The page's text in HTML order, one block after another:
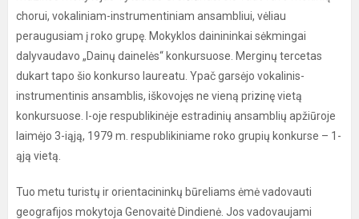
chorui, vokaliniam-instrumentiniam ansambliui, vėliau
peraugusiam į roko grupę. Mokyklos dainininkai sėkmingai
dalyvaudavo „Dainų dainelės“ konkursuose. Merginų tercetas
dukart tapo šio konkurso laureatu. Ypač garsėjo vokalinis-
instrumentinis ansamblis, iškovojęs ne vieną prizinę vietą
konkursuose. I-oje respublikinėje estradinių ansamblių apžiūroje
laimėjo 3-iąją, 1979 m. respublikiniame roko grupių konkurse – 1-
ąją vietą.
Tuo metu turistų ir orientacininkų būreliams ėmė vadovauti
geografijos mokytoja Genovaitė Dindienė. Jos vadovaujami